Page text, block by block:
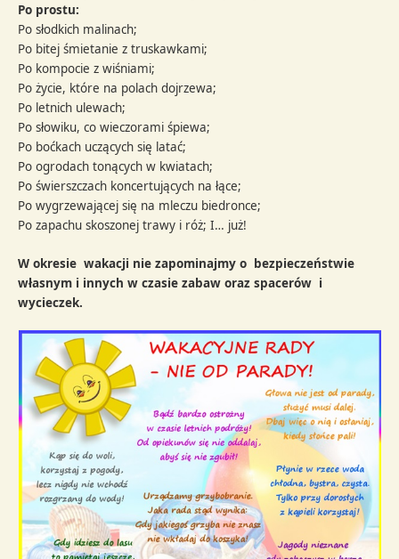
Po prostu:
Po słodkich malinach;
Po bitej śmietanie z truskawkami;
Po kompocie z wiśniami;
Po życie, które na polach dojrzewa;
Po letnich ulewach;
Po słowiku, co wieczorami śpiewa;
Po boćkach uczących się latać;
Po ogrodach tonących w kwiatach;
Po świerszczach koncertujących na łące;
Po wygrzewającej się na mleczu biedronce;
Po zapachu skoszonej trawy i róż; I… już!
W okresie wakacji nie zapominajmy o bezpieczeństwie
własnym i innych w czasie zabaw oraz spacerów i
wycieczek.